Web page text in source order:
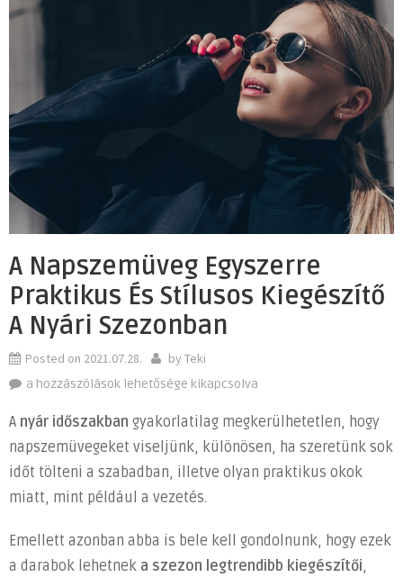
A Napszemüveg Egyszerre
Praktikus És Stílusos Kiegészítő
A Nyári Szezonban
Posted on 2021.07.28. by Teki
A
egyszerre
praktikus
és
stílusos
a
nyári
a hozzászólások lehetősége kikapcsolva
A nyár időszakban gyakorlatilag megkerülhetetlen, hogy
napszemüvegeket viseljünk, különösen, ha szeretünk sok
időt tölteni a szabadban, illetve olyan praktikus okok
miatt, mint például a vezetés.
Emellett azonban abba is bele kell gondolnunk, hogy ezek
a darabok lehetnek a szezon legtrendibb kiegészítői,